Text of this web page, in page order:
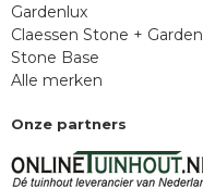
Gardenlux
Claessen Stone + Garden
Stone Base
Alle merken
Onze partners